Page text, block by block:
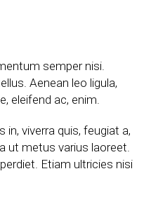
semper nisi.
Aenean leo ligula,
eleifend ac, enim.
in, viverra quis, feugiat a,
ut metus varius laoreet.
Etiam ultricies nisi